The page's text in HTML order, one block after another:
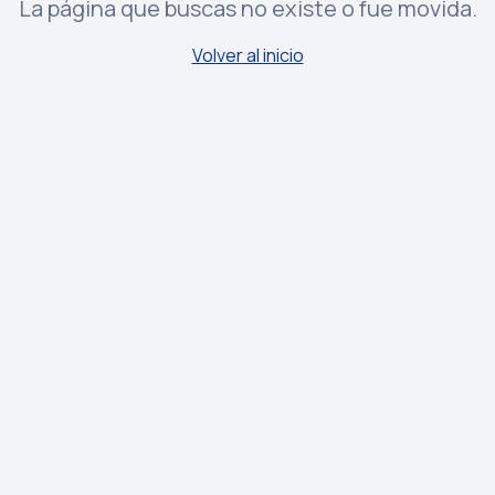
La página que buscas no existe o fue movida.
Volver al inicio